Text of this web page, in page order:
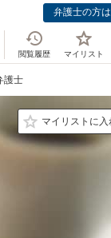
弁護士の方
閲覧履歴 マイリスト
護士
マイリストに入